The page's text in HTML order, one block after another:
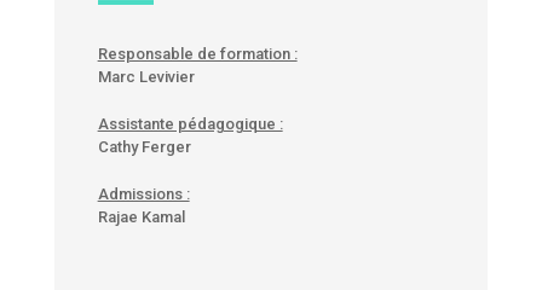
Responsable de formation :
Marc Levivier
Assistante pédagogique :
Cathy Ferger
Admissions :
Rajae Kamal